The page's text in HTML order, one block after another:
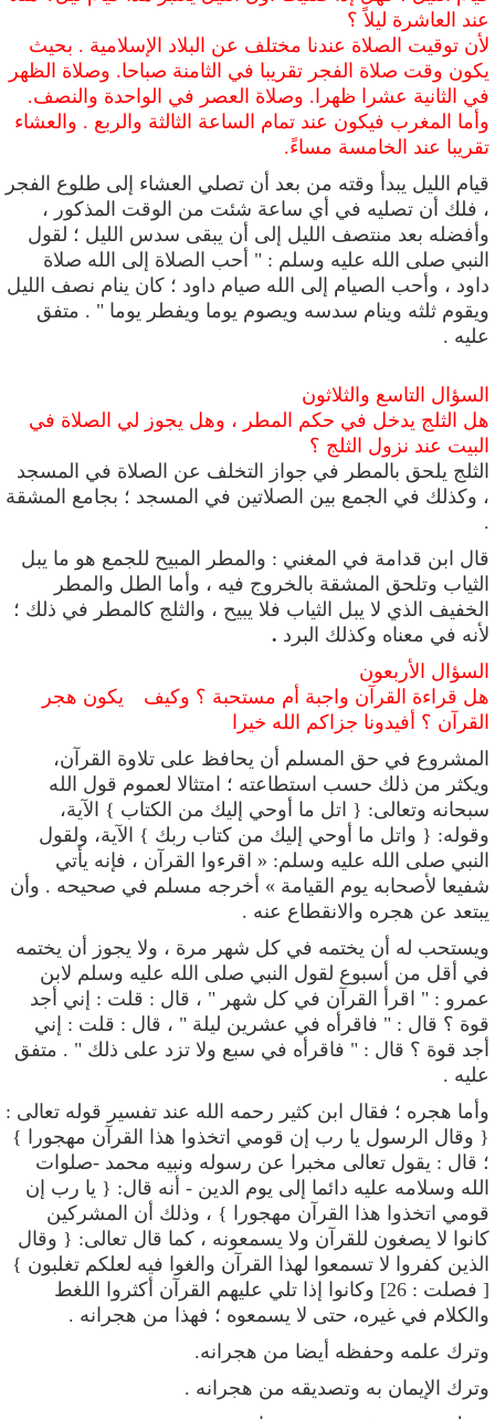
عند العاشرة ليلاً ؟
لأن توقيت الصلاة عندنا مختلف عن البلاد الإسلامية . بحيث
يكون وقت صلاة الفجر تقريبا في الثامنة صباحا. وصلاة الظهر
في الثانية عشرا ظهرا. وصلاة العصر في الواحدة والنصف.
وأما المغرب فيكون عند تمام الساعة الثالثة والربع . والعشاء
تقريبا عند الخامسة مساءً.
قيام الليل يبدأ وقته من بعد أن تصلي العشاء إلى طلوع الفجر
، فلك أن تصليه في أي ساعة شئت من الوقت المذكور ،
وأفضله بعد منتصف الليل إلى أن يبقى سدس الليل ؛ لقول
النبي صلى الله عليه وسلم : " أحب الصلاة إلى الله صلاة
داود ، وأحب الصيام إلى الله صيام داود ؛ كان ينام نصف الليل
ويقوم ثلثه وينام سدسه ويصوم يوما ويفطر يوما " . متفق
عليه .
السؤال التاسع والثلاثون
هل الثلج يدخل في حكم المطر ، وهل يجوز لي الصلاة في
البيت عند نزول الثلج ؟
الثلج يلحق بالمطر في جواز التخلف عن الصلاة في المسجد
، وكذلك في الجمع بين الصلاتين في المسجد ؛ بجامع المشقة
.
قال ابن قدامة في المغني : والمطر المبيح للجمع هو ما يبل
الثياب وتلحق المشقة بالخروج فيه ، وأما الطل والمطر
الخفيف الذي لا يبل الثياب فلا يبيح ، والثلج كالمطر في ذلك ؛
لأنه في معناه وكذلك البرد .
السؤال الأربعون
هل قراءة القرآن واجبة أم مستحبة ؟ وكيف يكون هجر
القرآن ؟ أفيدونا جزاكم الله خيرا
المشروع في حق المسلم أن يحافظ على تلاوة القرآن،
ويكثر من ذلك حسب استطاعته ؛ امتثالا لعموم قول الله
سبحانه وتعالى: { اتل ما أوحي إليك من الكتاب } الآية،
وقوله: { واتل ما أوحي إليك من كتاب ربك } الآية، ولقول
النبي صلى الله عليه وسلم: « اقرءوا القرآن ، فإنه يأتي
شفيعا لأصحابه يوم القيامة » أخرجه مسلم في صحيحه . وأن
يبتعد عن هجره والانقطاع عنه .
ويستحب له أن يختمه في كل شهر مرة ، ولا يجوز أن يختمه
في أقل من أسبوع لقول النبي صلى الله عليه وسلم لابن
عمرو : " اقرأ القرآن في كل شهر " ، قال : قلت : إني أجد
قوة ؟ قال : " فاقرأه في عشرين ليلة " ، قال : قلت : إني
أجد قوة ؟ قال : " فاقرأه في سبع ولا تزد على ذلك "
. متفق
عليه .
وأما هجره ؛ فقال ابن كثير رحمه الله عند تفسير قوله تعالى :
{ وقال الرسول يا رب إن قومي اتخذوا هذا القرآن مهجورا }
؛ قال : يقول تعالى مخبرا عن رسوله ونبيه محمد -صلوات
الله وسلامه عليه دائما إلى يوم الدين - أنه قال: { يا رب إن
قومي اتخذوا هذا القرآن مهجورا } ، وذلك أن المشركين
كانوا لا يصغون للقرآن ولا يسمعونه ، كما قال تعالى: { وقال
الذين كفروا لا تسمعوا لهذا القرآن والغوا فيه لعلكم تغلبون }
[ فصلت : 26] وكانوا إذا تلي عليهم القرآن أكثروا اللغط
والكلام في غيره، حتى لا يسمعوه ؛ فهذا من هجرانه .
وترك علمه وحفظه أيضا من هجرانه.
وترك الإيمان به وتصديقه من هجرانه .